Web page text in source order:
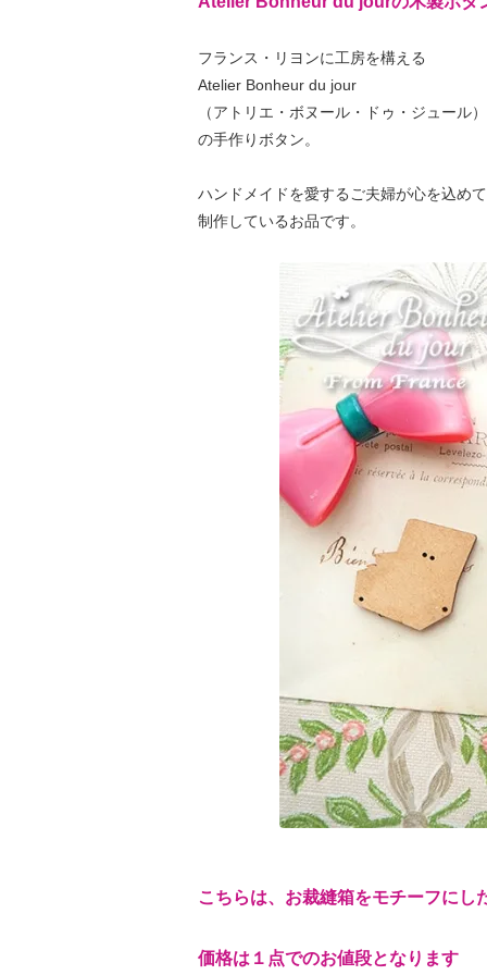
フランス・リヨンに工房を構える
Atelier Bonheur du jour
（アトリエ・ボヌール・ドゥ・ジュール）
の手作りボタン。
ハンドメイドを愛するご夫婦が心を込めて
制作しているお品です。
こちらは、お裁縫箱をモチーフにし
価格は１点でのお値段となります